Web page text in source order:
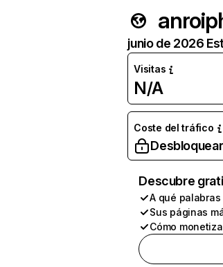
junio de 2026
Visitas
N/A
Coste del tráfico
Desbloquear
Descubre
A qué
Sus páginas
Cómo